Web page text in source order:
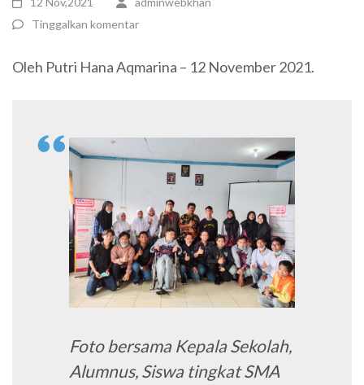
Tinggalkan komentar
Oleh Putri Hana Aqmarina – 12 November 2021.
Foto bersama Kepala Sekolah,
Alumnus, Siswa tingkat SMA